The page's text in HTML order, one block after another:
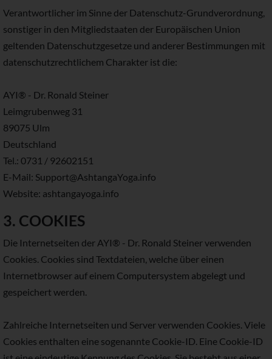
Verantwortlicher im Sinne der Datenschutz-Grundverordnung,
sonstiger in den Mitgliedstaaten der Europäischen Union
geltenden Datenschutzgesetze und anderer Bestimmungen mit
datenschutzrechtlichem Charakter ist die:
AYI® - Dr. Ronald Steiner
Leimgrubenweg 31
89075 Ulm
Deutschland
Tel.: 0731 / 92602151
E-Mail: Support@AshtangaYoga.info
Website: ashtangayoga.info
3. COOKIES
Die Internetseiten der AYI® - Dr. Ronald Steiner verwenden
Cookies. Cookies sind Textdateien, welche über einen
Internetbrowser auf einem Computersystem abgelegt und
gespeichert werden.
Zahlreiche Internetseiten und Server verwenden Cookies. Viele
Cookies enthalten eine sogenannte Cookie-ID. Eine Cookie-ID